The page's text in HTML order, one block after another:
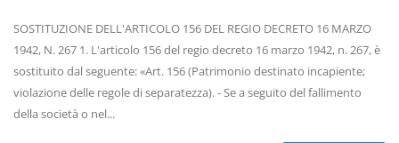
SOSTITUZIONE DELL'ARTICOLO 156 DEL REGIO DECRETO 16 MARZO
1942, N. 267 1. L'articolo 156 del regio decreto 16 marzo 1942, n. 267, è
sostituito dal seguente: «Art. 156 (Patrimonio destinato incapiente;
violazione delle regole di separatezza). - Se a seguito del fallimento
della società o nel...